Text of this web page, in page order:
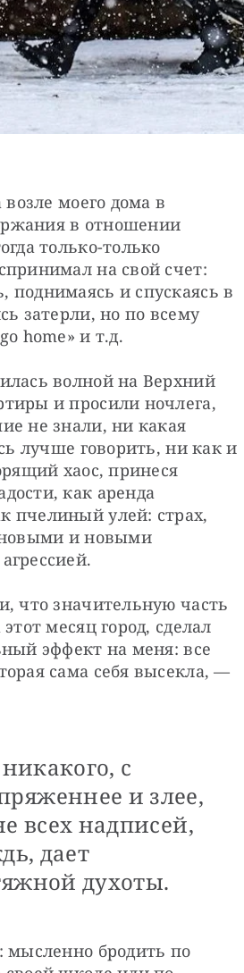
возле моего дома в
в отношении
только-только
на свой счет:
и спускаясь в
затерли, но по всему
home» и т.д.
волной на Верхний
и просили ночлега,
не знали, ни какая
лучше говорить, ни как и
хаос, принеся
как аренда
пчелиный улей: страх,
новыми и новыми
что значительную часть
месяц город, сделал
эффект на меня: все
сама себя высекла, —
с
и злее,
всех надписей,
дает
духоты.
мысленно бродить по